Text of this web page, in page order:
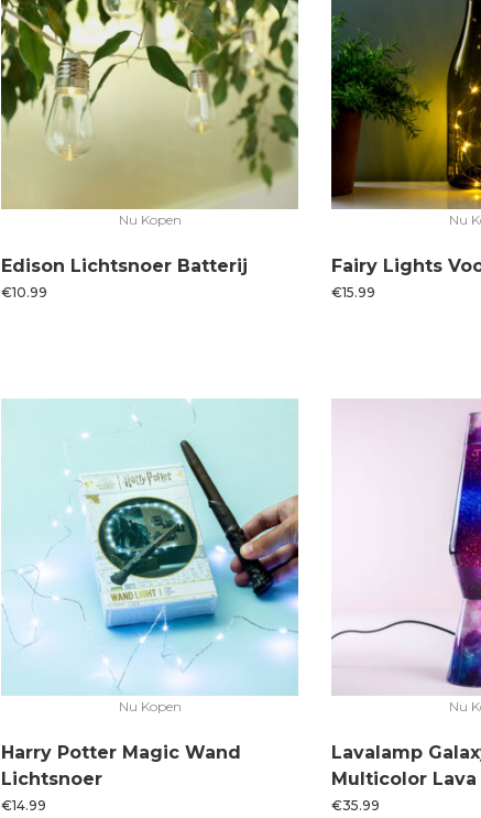
Nu Kopen
Edison Lichtsnoer Batterij
€10.99
Nu
Fairy Lights
€15.99
Nu Kopen
Harry Potter Magic Wand
Lichtsnoer
€14.99
Nu
Lavalamp
Multicolor
€35.99